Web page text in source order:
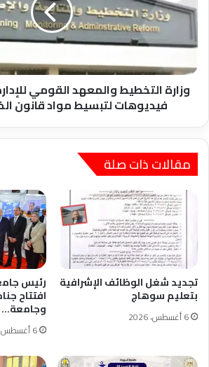
للإدارة
سلسلة
لتبسيط
مواد
قانون
المدنية
وزارة التخطيط والمعهد القومي
فيديوهات لتبسيط مواد قانون
مقالات ذات صلة
تجديد شغل الوظائف الإشرافية
بتعليم سوهاج
6 أغسطس، 2026
رئيس
افتتاح
وجامعة…
6 أغسطس، 2026